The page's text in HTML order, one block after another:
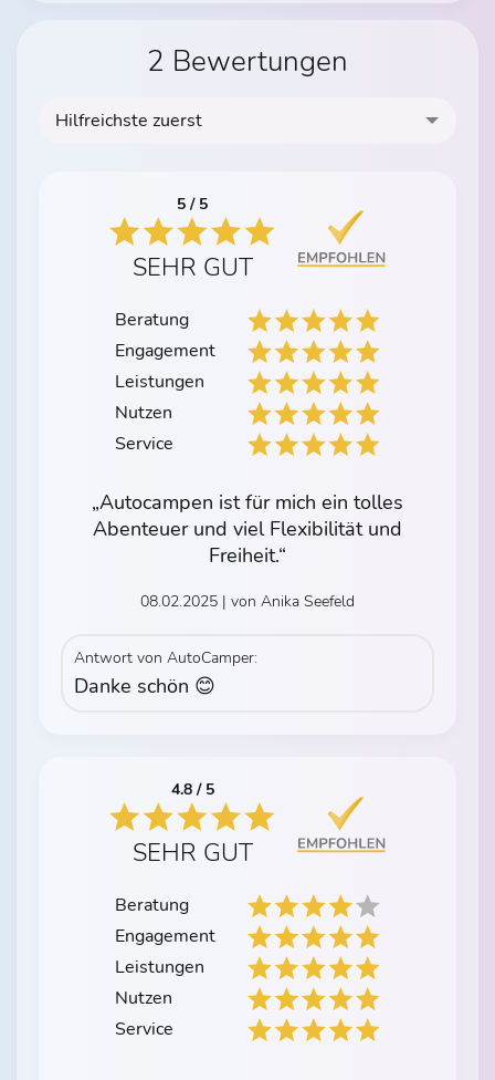
2 Bewertungen
Hilfreichste zuerst
5 / 5
SEHR GUT
Beratung
Engagement
Leistungen
Nutzen
Service
„Autocampen ist für mich ein tolles
Abenteuer und viel Flexibilität und
Freiheit.“
08.02.2025 | von Anika Seefeld
Antwort von AutoCamper:
Danke schön 😊
4.8 / 5
SEHR GUT
Beratung
Engagement
Leistungen
Nutzen
Service